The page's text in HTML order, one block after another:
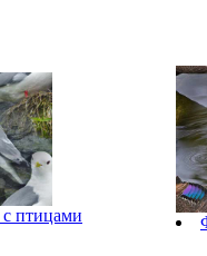
птицами